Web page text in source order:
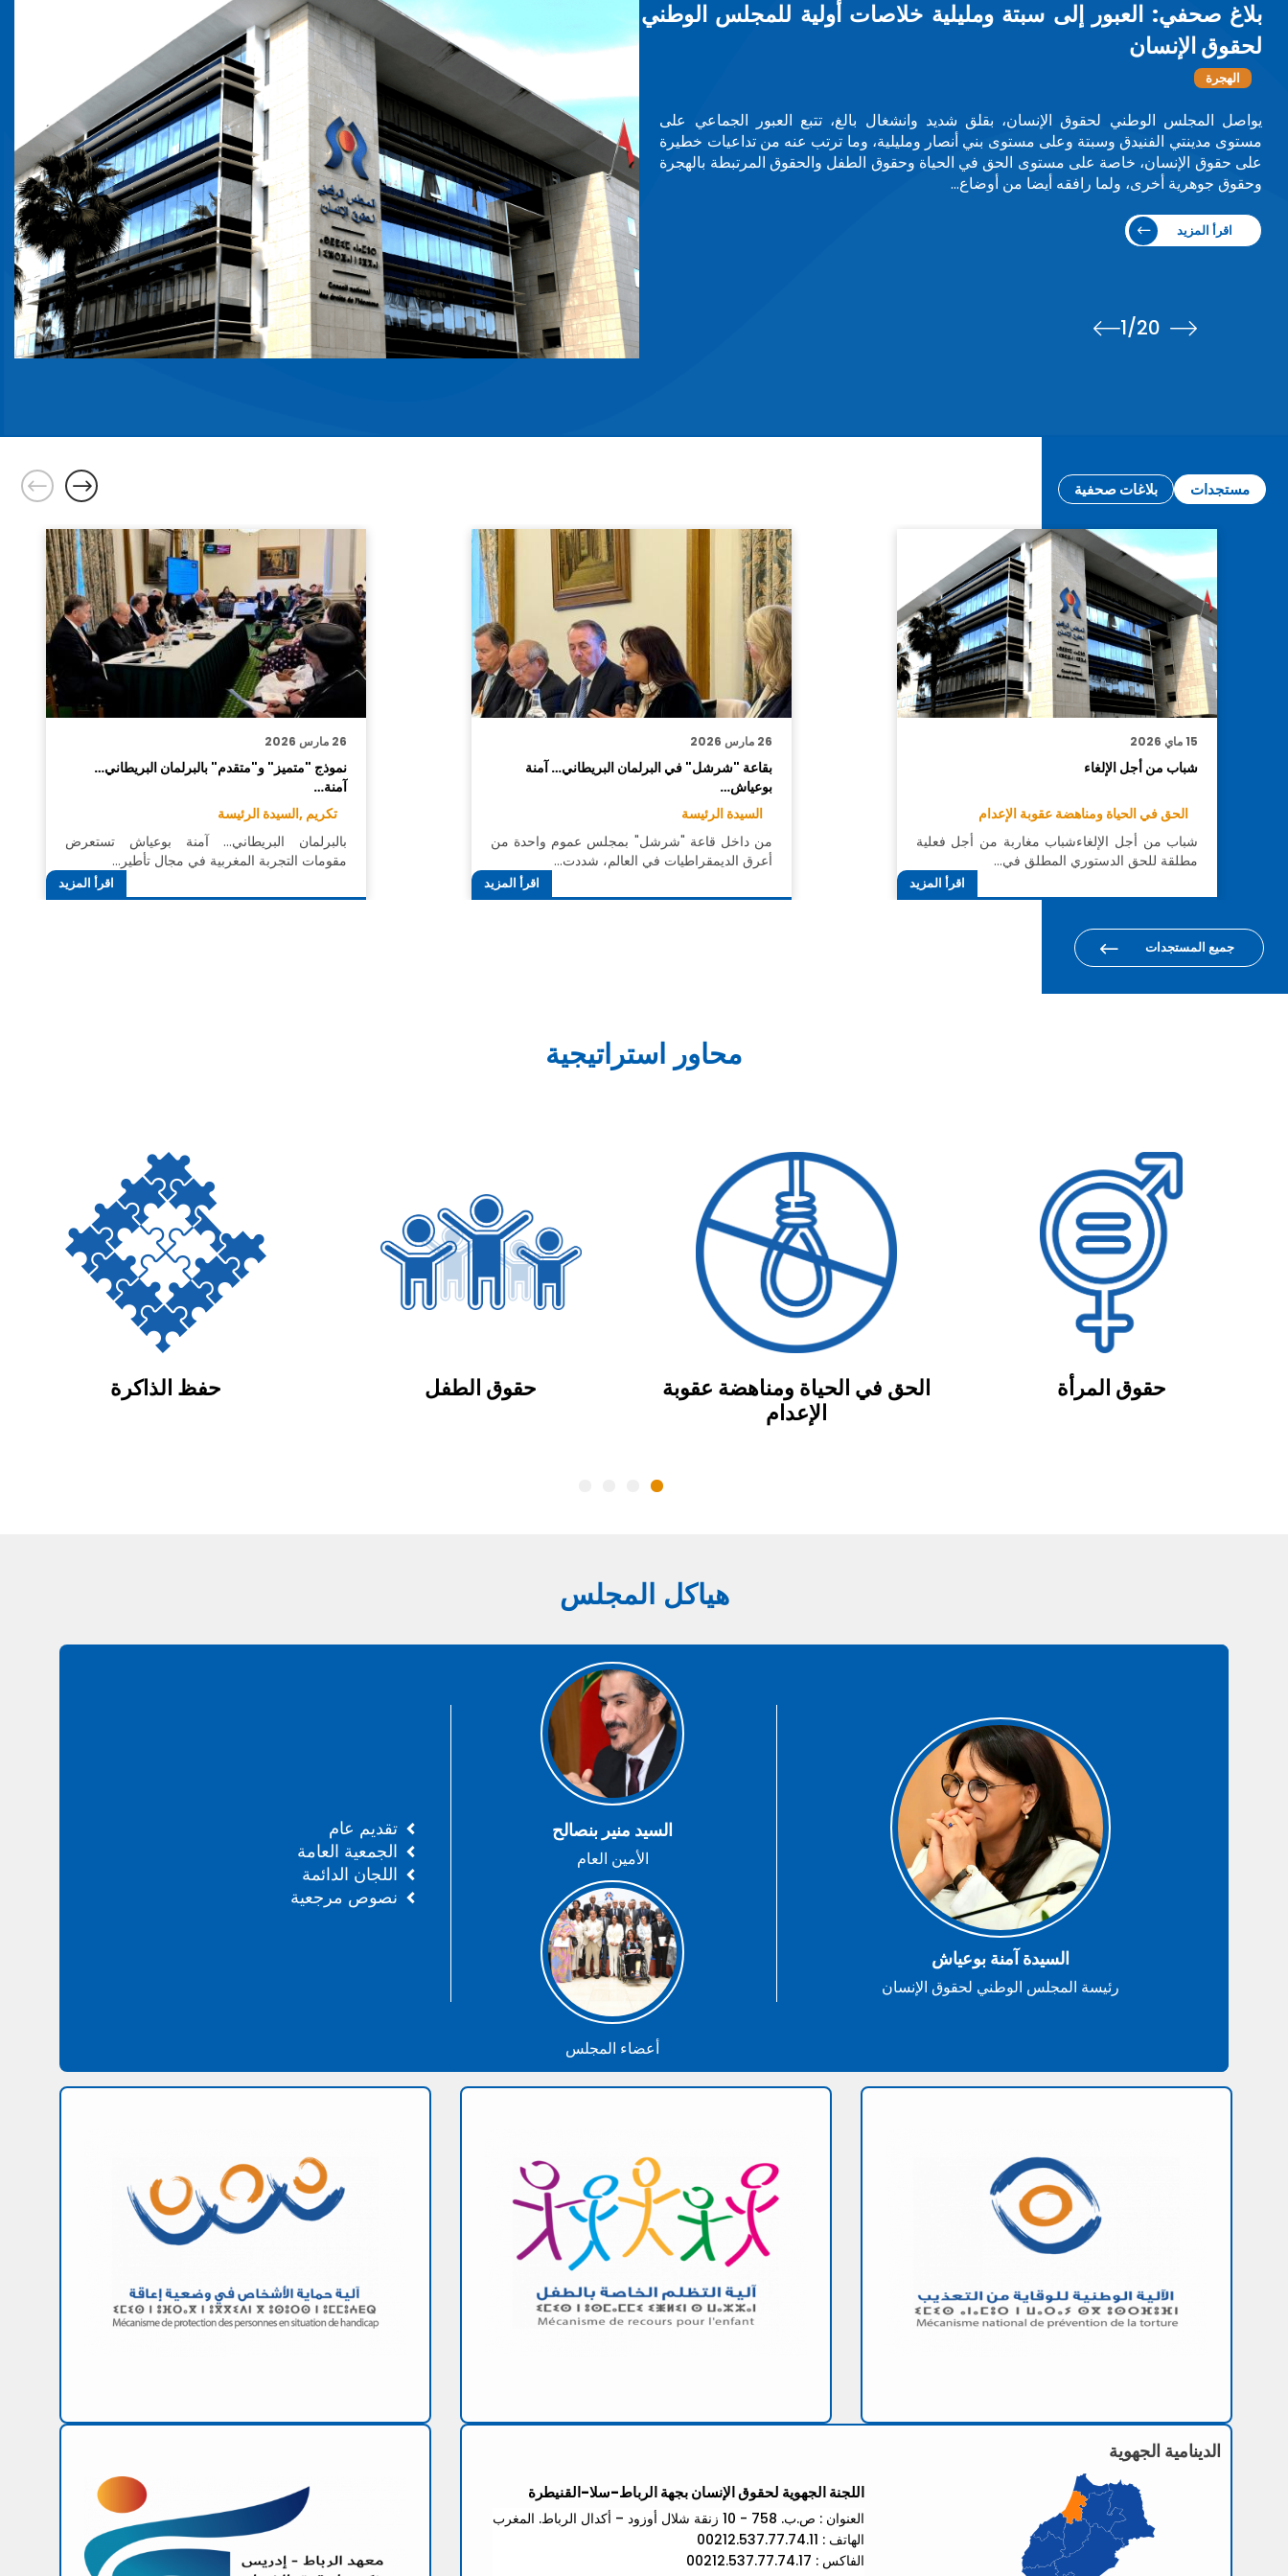
الأمم المتحدة تحتفي بآمنة بوعياش ضمن معرض عالمي لنساء يقدن
دولاً ومجتمعات
تكريم
في مبادرة تعكس الاعتراف الدولي بالقيادات النسائية ذات الأثر، يحتضن مقر الأمم المتحدة بجنيف
معرض صور يحتفي بـ75 امرأة من مختلف أنحاء العالم، تحت عنوان ”نساء يقدن دولاً ومجتمعات“،
من بينهن السيدة آمنة بوعياش، رئيسة المجلس الوطني لحقوق الإنسان.— — —معطيات حول صور
المعرض75 سيدة / صورةسيدة مغربية…
اقرأ المزيد
1/20
بلاغات صحفية مستجدات
15 ماي 2026
شباب من أجل الإلغاء
الحق في الحياة ومناهضة عقوبة الإعدام
شباب من أجل الإلغاءشباب مغاربة من أجل فعلية
مطلقة للحق الدستوري المطلق في…
اقرأ المزيد
26 مارس 2026
بقاعة "شرشل" في البرلمان البريطاني… آمنة
بوعياش…
السيدة الرئيسة
من داخل قاعة "شرشل" بمجلس عموم واحدة من
أعرق الديمقراطيات في العالم، شددت…
اقرأ المزيد
26 مارس 2026
نموذج "متميز" و"متقدم" بالبرلمان البريطاني…
آمنة…
تكريم ,السيدة الرئيسة
بالبرلمان البريطاني… آمنة بوعياش تستعرض
مقومات التجربة المغربية في مجال تأطير…
اقرأ المزيد
جميع المستجدات
محاور استراتيجية
حقوق المرأة
الحق في الحياة ومناهضة عقوبة
الإعدام
حقوق الطفل حفظ الذاكرة
هياكل المجلس
السيدة آمنة بوعياش
رئيسة المجلس الوطني لحقوق الإنسان
السيد منير بنصالح
الأمين العام
أعضاء المجلس
تقديم عام
الجمعية العامة
اللجان الدائمة
نصوص مرجعية
الدينامية الجهوية
اللجنة الجهوية لحقوق الإنسان بجهة الرباط-سلا-القنيطرة
العنوان : ص.ب. 758 - 10 زنقة شلال أوزود – أكدال الرباط. المغرب
الهاتف : 00212.537.77.74.11
الفاكس : 00212.537.77.74.17